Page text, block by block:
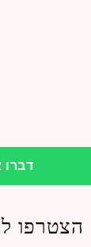
דברו
הצטרפו